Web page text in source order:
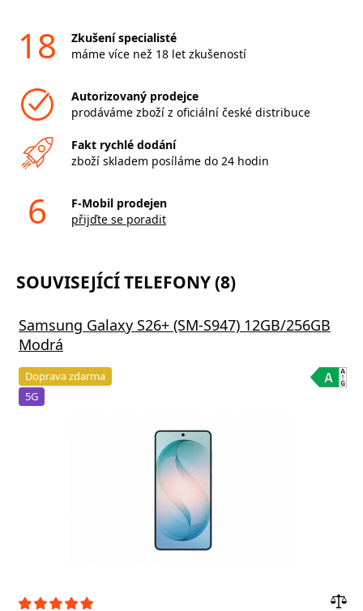
18
Zkušení specialisté
máme více než 18 let zkušeností
Autorizovaný prodejce
prodáváme zboží z oficiální české distribuce
Fakt rychlé dodání
zboží skladem posíláme do 24 hodin
6
F-Mobil prodejen
přijďte se poradit
SOUVISEJÍCÍ TELEFONY (8)
Samsung Galaxy S26+ (SM-S947) 12GB/256GB
Modrá
Doprava zdarma
5G